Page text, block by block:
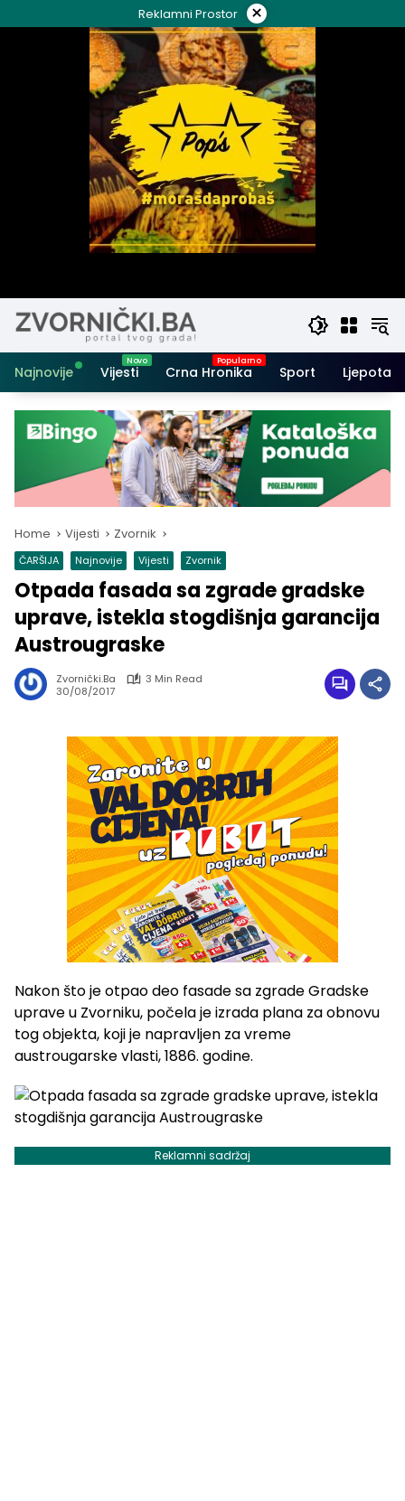
to
Reklamni Prostor ×
Najnovije Vijesti Crna Hronika Sport Ljepota i
Home Vijesti Zvornik
ČARŠIJA Najnovije Vijesti Zvornik
Otpada fasada sa zgrade gradske
uprave, istekla stogdišnja garancija
Austrougraske
Zvornički.ba
3 Min Read
30/08/2017
Nakon što je otpao deo fasade sa zgrade Gradske
uprave u Zvorniku, počela je izrada plana za obnovu
tog objekta, koji je napravljen za vreme
austrougarske vlasti, 1886. godine.
Reklamni sadržaj